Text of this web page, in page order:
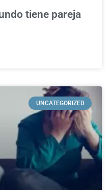
tiene pareja
UNCATEGORIZED